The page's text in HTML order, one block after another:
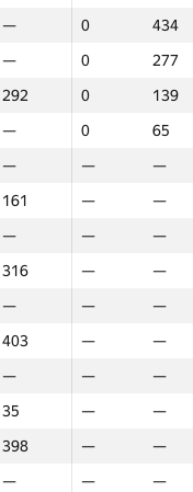
— 0 434
— 0 277
292 0 139
— 0 65
— — —
161 — —
— — —
316 — —
— — —
403 — —
— — —
35 — —
398 — —
— — —